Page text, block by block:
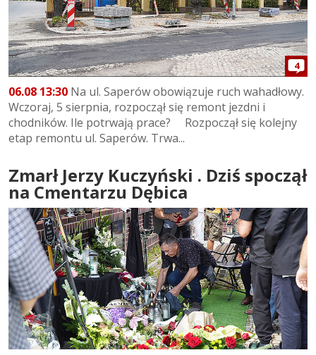
4
06.08 13:30 Na ul. Saperów obowiązuje ruch wahadłowy.
Wczoraj, 5 sierpnia, rozpoczął się remont jezdni i
chodników. Ile potrwają prace? Rozpoczął się kolejny
etap remontu ul. Saperów. Trwa...
Zmarł Jerzy Kuczyński . Dziś spoczął
na Cmentarzu Dębica